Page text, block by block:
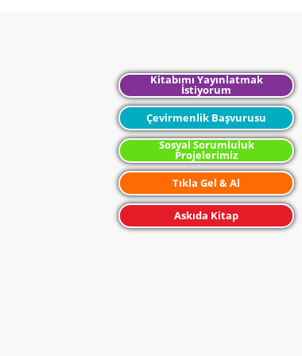
Kitabımı Yayınlatmak
İstiyorum
Çevirmenlik Başvurusu
Sosyal Sorumluluk
Projelerimiz
Tıkla Gel & Al
Askıda Kitap